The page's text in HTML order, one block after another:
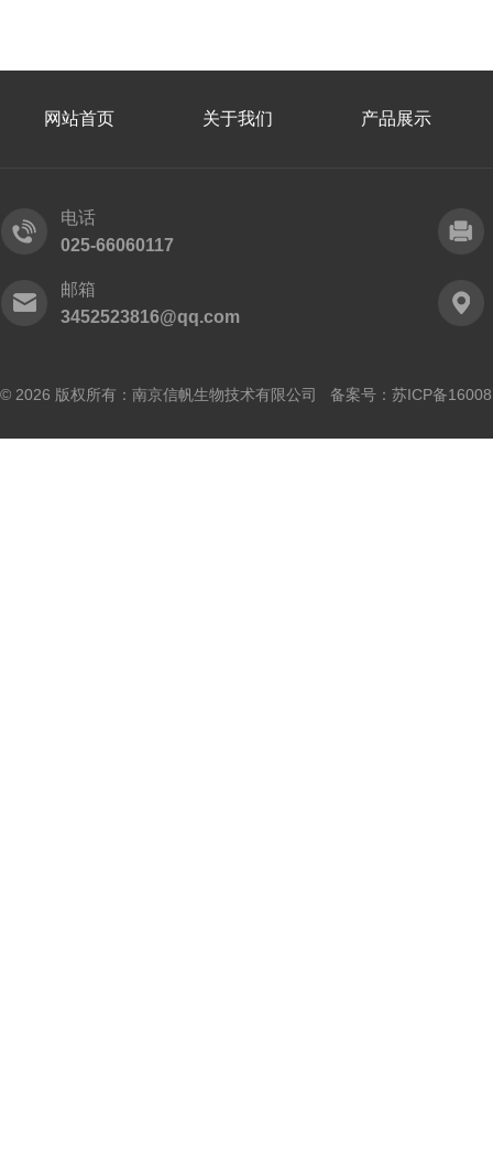
网站首页 关于我们 产品展示
电话
025-66060117
邮箱
3452523816@qq.com
© 2026 版权所有：南京信帆生物技术有限公司 备案号： 苏ICP备